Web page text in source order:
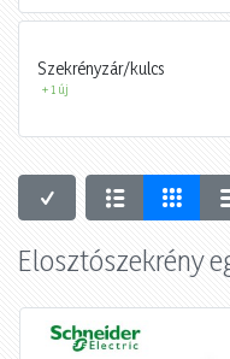
Szekrényzár/kulcs
+ 1 új
Elosztószekrény